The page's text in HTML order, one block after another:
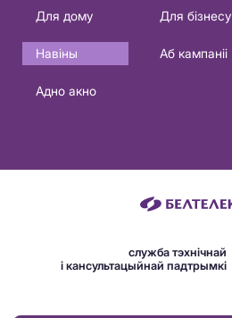
Основная
навигация
BE
Для дому Для бізнесу
Навіны
Аб кампаніі
Адно акно
служба тэхнічнай
і кансультацыйнай падтрымкі